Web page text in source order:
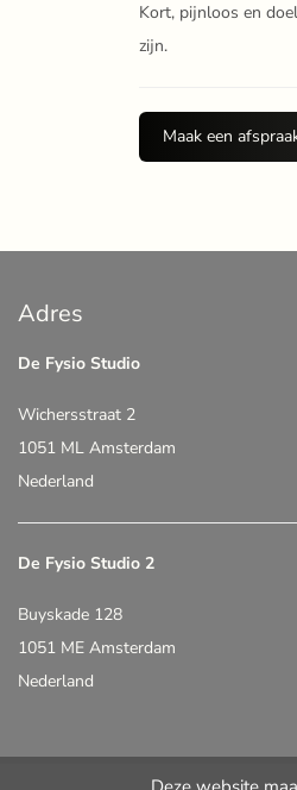
Kort, pijnloos en
zijn.
Maak een
Adres
De Fysio Studio
Wichersstraat 2
1051 ML Amsterdam
Nederland
De Fysio Studio 2
Buyskade 128
1051 ME Amsterdam
Nederland